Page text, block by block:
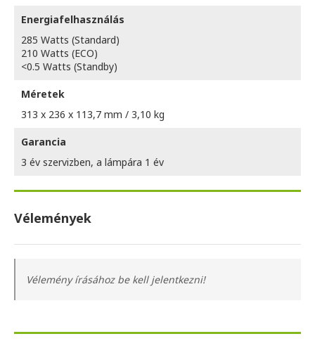
Energiafelhasználás
285 Watts (Standard)
210 Watts (ECO)
<0.5 Watts (Standby)
Méretek
313 x 236 x 113,7 mm / 3,10 kg
Garancia
3 év szervizben, a lámpára 1 év
Vélemények
Vélemény írásához be kell jelentkezni!